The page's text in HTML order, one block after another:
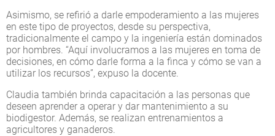
Asimismo, se refirió a darle empoderamiento a las mujeres
en este tipo de proyectos, desde su perspectiva,
tradicionalmente el campo y la ingeniería están dominados
por hombres. “Aquí involucramos a las mujeres en toma de
decisiones, en cómo darle forma a la finca y cómo se van a
utilizar los recursos”, expuso la docente.
Claudia también brinda capacitación a las personas que
deseen aprender a operar y dar mantenimiento a su
biodigestor. Además, se realizan entrenamientos a
agricultores y ganaderos.